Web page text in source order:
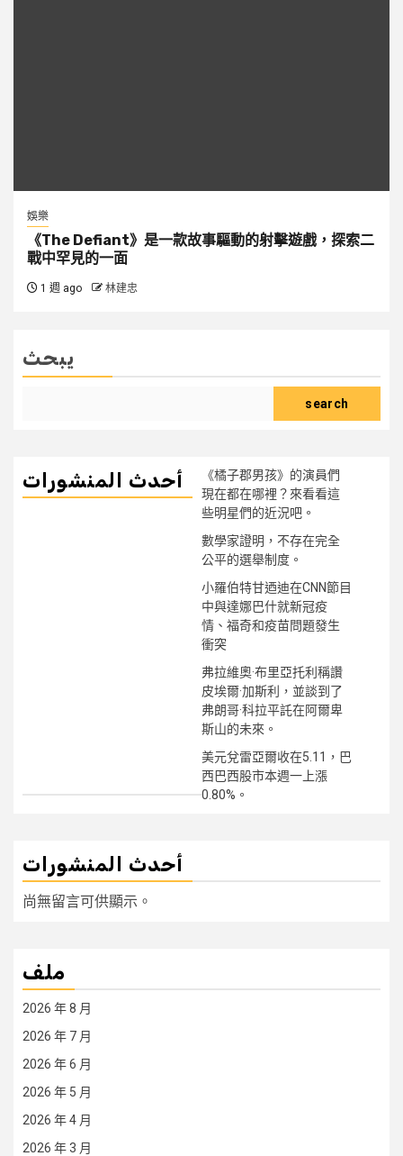
娛樂
《The Defiant》是一款故事驅動的射擊遊戲，探索二
戰中罕見的一面
1 週 ago 林建忠
يبحث
search
أحدث المنشورات
《橘子郡男孩》的演員們
現在都在哪裡？來看看這
些明星們的近況吧。
數學家證明，不存在完全
公平的選舉制度。
小羅伯特甘迺迪在CNN節目
中與達娜巴什就新冠疫
情、福奇和疫苗問題發生
衝突
弗拉維奧·布里亞托利稱讚
皮埃爾·加斯利，並談到了
弗朗哥·科拉平託在阿爾卑
斯山的未來。
美元兌雷亞爾收在5.11，巴
西巴西股市本週一上漲
0.80%。
أحدث المنشورات
尚無留言可供顯示。
ملف
2026 年 8 月
2026 年 7 月
2026 年 6 月
2026 年 5 月
2026 年 4 月
2026 年 3 月